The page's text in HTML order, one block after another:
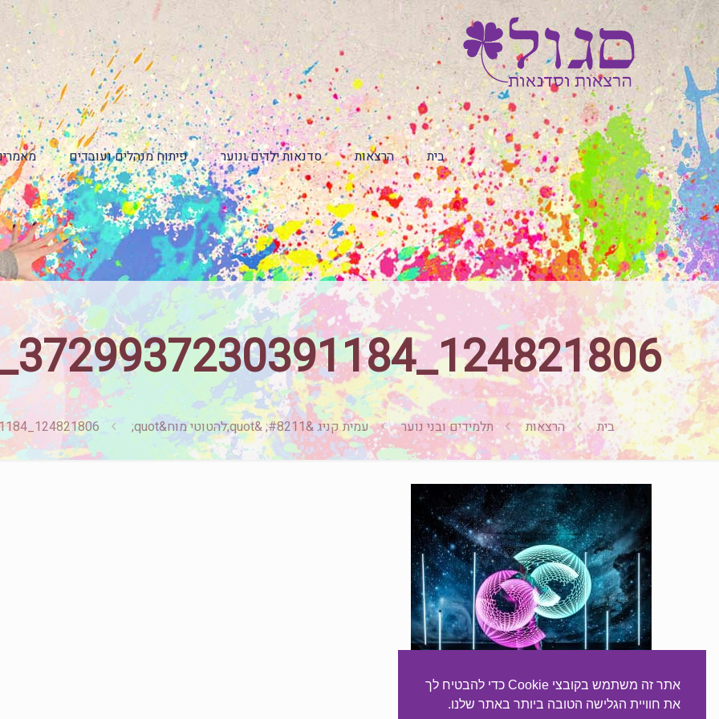
בית הרצאות סדנאות ילדים ונוער פיתוח מנהלים ועובדים
124821806_3729937230391184_2628217372917892230_n
בית הרצאות תלמידים ובני נוער עמית קניג &#8211; &quot;להטוטי מוח&quot; 124821806_3729937230391184_2628217372917892230_n
אתר זה משתמש בקובצי Cookie כדי להבטיח לך
את חוויית הגלישה הטובה ביותר באתר שלנו.